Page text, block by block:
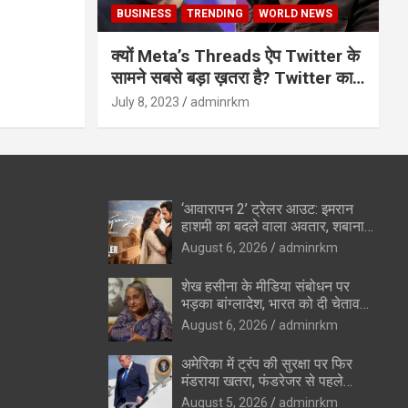
BUSINESS TRENDING WORLD NEWS
क्यों Meta’s Threads ऐप Twitter के
सामने सबसे बड़ा ख़तरा है? Twitter का
अंत?
July 8, 2023 adminrkm
‘आवारापन 2’ ट्रेलर आउट: इमरान
हाशमी का बदले वाला अवतार, शबाना
आजमी के विलेन रोल ने उड़ाए होश
August 6, 2026 adminrkm
शेख हसीना के मीडिया संबोधन पर
भड़का बांग्लादेश, भारत को दी चेतावनी
—”रिश्ते सुधारने की कोशिशों को
पहुंचेगा नुकसान”
August 6, 2026 adminrkm
अमेरिका में ट्रंप की सुरक्षा पर फिर
मंडराया खतरा, फंडरेजर से पहले
हथियारों के साथ संदिग्ध पकड़ा गया
August 5, 2026 adminrkm